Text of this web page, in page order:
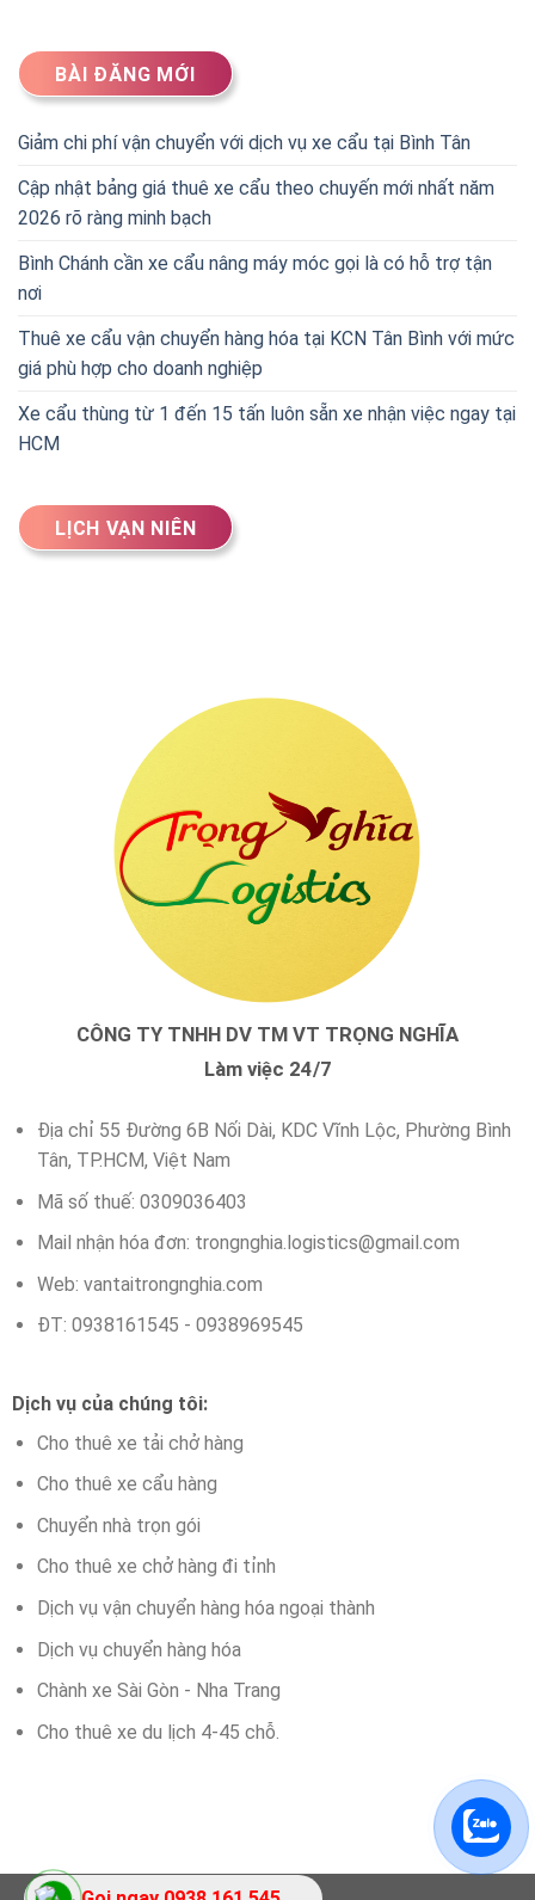
BÀI ĐĂNG MỚI
Giảm chi phí vận chuyển với dịch vụ xe cẩu tại Bình Tân
Cập nhật bảng giá thuê xe cẩu theo chuyến mới nhất năm
2026 rõ ràng minh bạch
Bình Chánh cần xe cẩu nâng máy móc gọi là có hỗ trợ tận
nơi
Thuê xe cẩu vận chuyển hàng hóa tại KCN Tân Bình với mức
giá phù hợp cho doanh nghiệp
Xe cẩu thùng từ 1 đến 15 tấn luôn sẵn xe nhận việc ngay tại
HCM
LỊCH VẠN NIÊN
CÔNG TY TNHH DV TM VT TRỌNG NGHĨA
Làm việc 24/7
Địa chỉ 55 Đường 6B Nối Dài, KDC Vĩnh Lộc, Phường Bình
Tân, TP.HCM, Việt Nam
Mã số thuế: 0309036403
Mail nhận hóa đơn: trongnghia.logistics@gmail.com
Web: vantaitrongnghia.com
ĐT: 0938161545 - 0938969545
Dịch vụ của chúng tôi:
Cho thuê xe tải chở hàng
Cho thuê xe cẩu hàng
Chuyển nhà trọn gói
Cho thuê xe chở hàng đi tỉnh
Dịch vụ vận chuyển hàng hóa ngoại thành
Dịch vụ chuyển hàng hóa
Chành xe Sài Gòn - Nha Trang
Cho thuê xe du lịch 4-45 chỗ.